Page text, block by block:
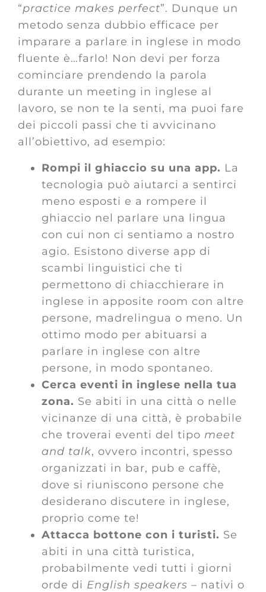
“practice makes perfect”. Dunque un
metodo senza dubbio efficace per
imparare a parlare in inglese in modo
fluente è…farlo! Non devi per forza
cominciare prendendo la parola
durante un meeting in inglese al
lavoro, se non te la senti, ma puoi fare
dei piccoli passi che ti avvicinano
all’obiettivo, ad esempio:
Rompi il ghiaccio su una app. La
tecnologia può aiutarci a sentirci
meno esposti e a rompere il
ghiaccio nel parlare una lingua
con cui non ci sentiamo a nostro
agio. Esistono diverse app di
scambi linguistici che ti
permettono di chiacchierare in
inglese in apposite room con altre
persone, madrelingua o meno. Un
ottimo modo per abituarsi a
parlare in inglese con altre
persone, in modo spontaneo.
Cerca eventi in inglese nella tua
zona. Se abiti in una città o nelle
vicinanze di una città, è probabile
che troverai eventi del tipo meet
and talk, ovvero incontri, spesso
organizzati in bar, pub e caffè,
dove si riuniscono persone che
desiderano discutere in inglese,
proprio come te!
Attacca bottone con i turisti. Se
abiti in una città turistica,
probabilmente vedi tutti i giorni
orde di English speakers – nativi o